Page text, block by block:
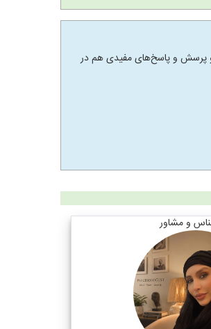
و پرسش و پاسخ‌های مفیدی هم در
و مشاور